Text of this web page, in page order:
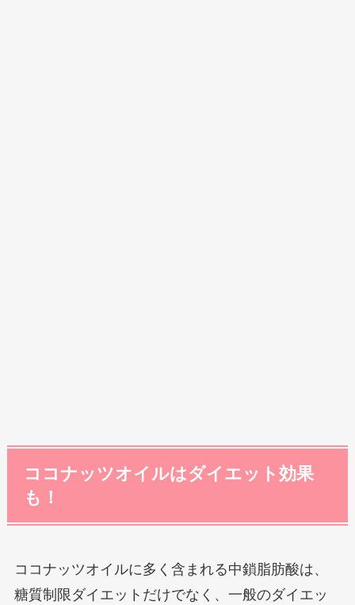
ココナッツオイルはダイエット効果
も！
ココナッツオイルに多く含まれる中鎖脂肪酸は、
糖質制限ダイエットだけでなく、一般のダイエッ